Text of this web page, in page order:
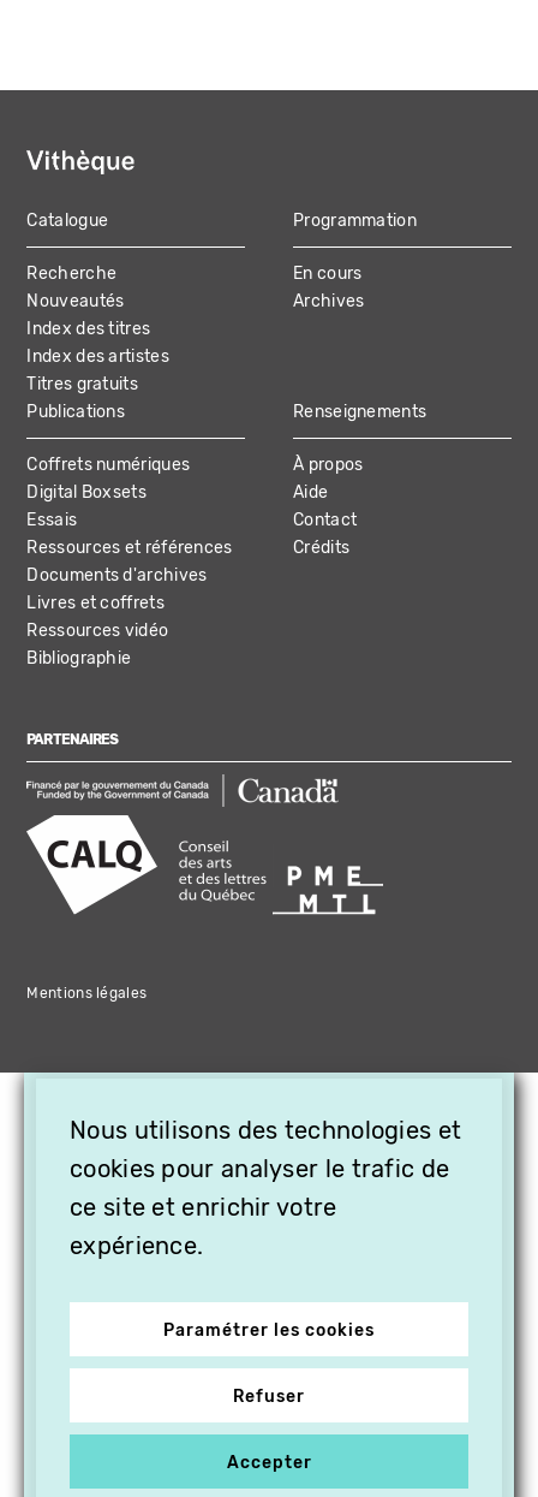
MAIN
NAVIGATION
Catalogue
Recherche
Nouveautés
Index des titres
Index des artistes
Titres gratuits
Programmation
En cours
Archives
Publications
Coffrets numériques
Digital Boxsets
Essais
Ressources et références
Documents d'archives
Livres et coffrets
Ressources vidéo
Bibliographie
Renseignements
À propos
Aide
Contact
Crédits
PARTENAIRES
Mentions légales
Nous utilisons des technologies et
cookies pour analyser le trafic de
ce site et enrichir votre
expérience.
Paramétrer les cookies
Refuser
Accepter
OFFREZ LA VIDÉO EN
CADEAU, ABONNEZ VOS
PROCHES À VITHÈQUE !